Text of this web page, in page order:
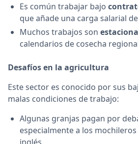
Es común trabajar bajo
que añade una carga salarial
Muchos trabajos son
calendarios de cosecha
Desafíos en la agricultura
Este sector es conocido por sus
malas condiciones de trabajo:
Algunas granjas pagan por
especialmente a los
inglés